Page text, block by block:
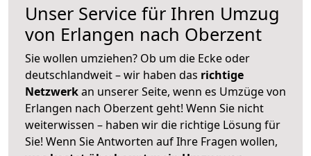
Unser Service für Ihren Umzug
von Erlangen nach Oberzent
Sie wollen umziehen? Ob um die Ecke oder
deutschlandweit – wir haben das richtige
Netzwerkan unserer Seite, wenn es Umzüge von
Erlangen nach Oberzent geht! Wenn Sie nicht
weiterwissen – haben wir die richtige Lösung für
Sie! Wenn Sie Antworten auf Ihre Fragen wollen,